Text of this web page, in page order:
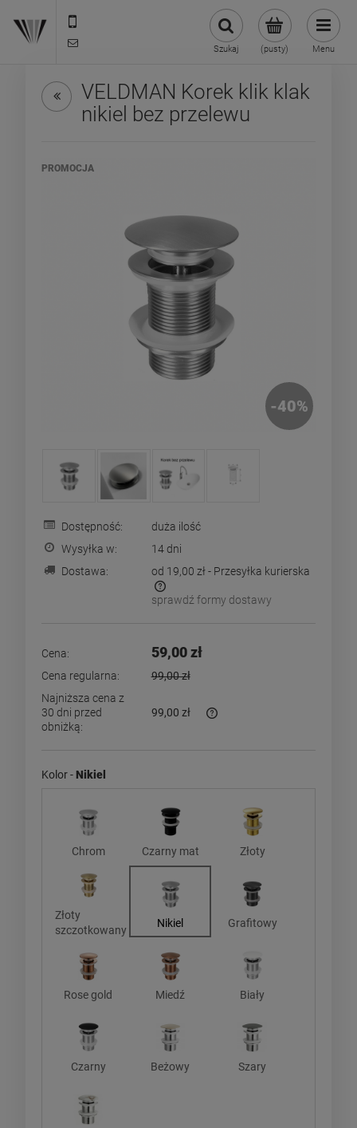
(pusty)
Szukaj Menu
VELDMAN Korek klik klak
nikiel bez przelewu
PROMOCJA
-40%
Dostępność:
duża ilość
Wysyłka w:
14 dni
Dostawa:
od 19,00 zł - Przesyłka kurierska
Cena nie zawiera ewentualnych kosztów płatności
sprawdź formy dostawy
Cena: 59,00 zł
Cena regularna:
99,00 zł
Najniższa cena z
30 dni przed
obniżką:
99,00 zł
Kolor -Nikiel
Chrom Czarny mat Złoty
Złoty
szczotkowany
Nikiel Grafitowy
Rose gold Miedź Biały
Czarny Beżowy Szary